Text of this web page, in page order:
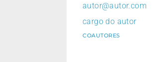
autor@autor.com
cargo do autor
COAUTORES